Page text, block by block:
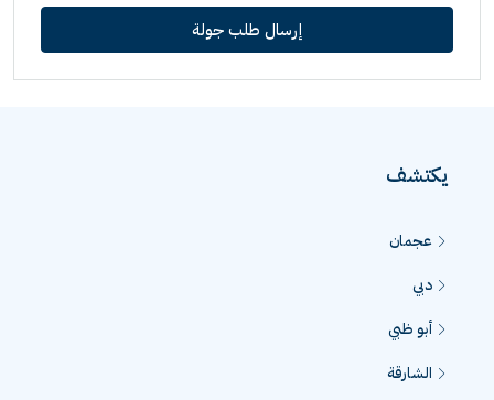
إرسال طلب جولة
يكتشف
عجمان
دبي
أبو ظبي
الشارقة